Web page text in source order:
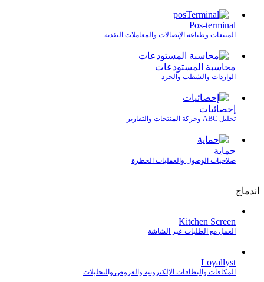
Pos-terminal
المبيعات وطباعة الإيصالات والمعاملات النقدية
محاسبة المستودعات
الواردات والشطب والجرد
إحصائيات
تحليل ABC وحركة المنتجات والتقارير
حماية
صلاحيات الوصول والعمليات الخطرة
اندماج
Kitchen Screen
العمل مع الطلبات عبر الشاشة
Loyallyst
المكافآت والبطاقات الإلكترونية والعروض والتحليلات